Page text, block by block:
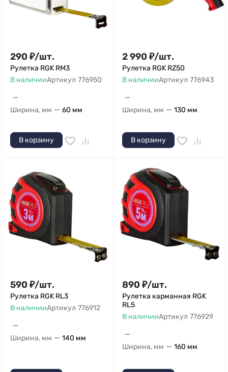
290 ₽/шт.
Рулетка RGK RM3
В наличииАртикул 776950
—
Ширина, мм — 60 мм
В корзину
2 990 ₽/шт.
Рулетка RGK RZ50
В наличииАртикул 776943
—
Ширина, мм — 130 мм
В корзину
590 ₽/шт.
Рулетка RGK RL3
В наличииАртикул 776912
—
Ширина, мм — 140 мм
890 ₽/шт.
Рулетка карманная RGK
RL5
В наличииАртикул 776929
—
Ширина, мм — 160 мм